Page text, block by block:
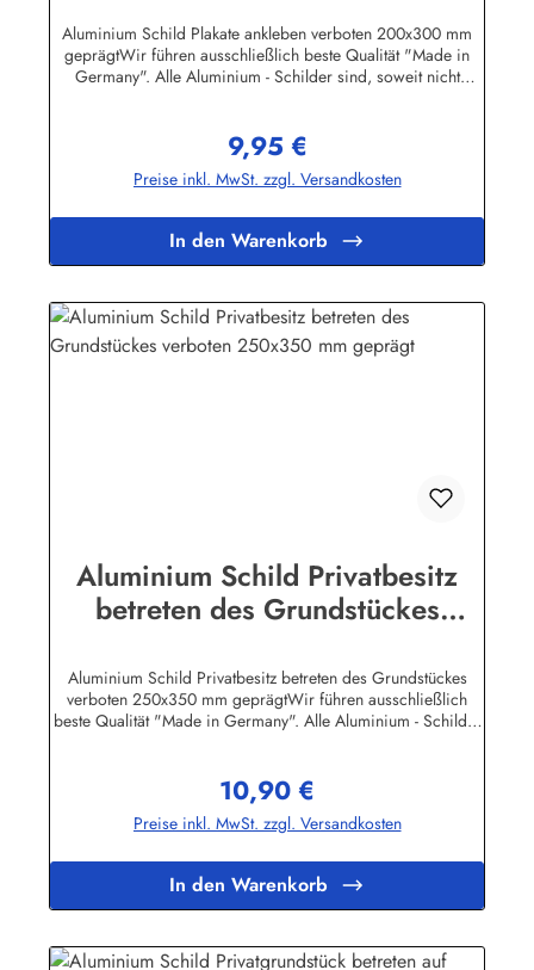
Aluminium Schild Plakate ankleben verboten 200x300 mm
geprägtWir führen ausschließlich beste Qualität "Made in
Germany". Alle Aluminium - Schilder sind, soweit nicht
Schilder- und Etikettenfabrik GmbH & Co. KGNeuer Weg 12
– 1642111 Wuppertalinfo@schilder-klar.de
Regulärer Preis:
9,95 €
Preise inkl. MwSt. zzgl. Versandkosten
In den Warenkorb
Aluminium Schild Privatbesitz
betreten des Grundstückes
Aluminium Schild Privatbesitz betreten des Grundstückes
verboten 250x350 mm geprägtWir führen ausschließlich
beste Qualität "Made in Germany". Alle Aluminium - Schilder
erhöht.Herstellerinformationen:Heinrich Klar Schilder- und
Etikettenfabrik GmbH & Co. KGNeuer Weg 12 – 1642111
Wuppertalinfo@schilder-klar.de
Regulärer Preis:
10,90 €
Preise inkl. MwSt. zzgl. Versandkosten
In den Warenkorb